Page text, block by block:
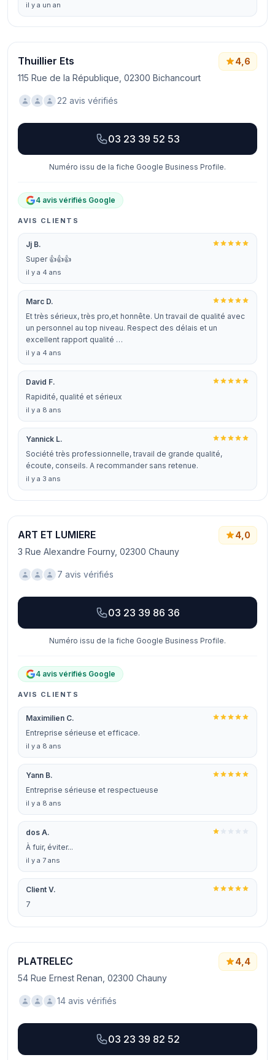
il y a un an
Thuillier Ets
115 Rue de la République, 02300 Bichancourt
4,6
22 avis vérifiés
03 23 39 52 53
Numéro issu de la fiche Google Business Profile.
4 avis vérifiés Google
AVIS CLIENTS
Jj B.
Super 👍👍👍
il y a 4 ans
Marc D.
Et très sérieux, très pro,et honnête. Un travail de qualité avec
un personnel au top niveau. Respect des délais et un
excellent rapport qualité …
il y a 4 ans
David F.
Rapidité, qualité et sérieux
il y a 8 ans
Yannick L.
Société très professionnelle, travail de grande qualité,
écoute, conseils. A recommander sans retenue.
il y a 3 ans
ART ET LUMIERE
3 Rue Alexandre Fourny, 02300 Chauny
4,0
7 avis vérifiés
03 23 39 86 36
Numéro issu de la fiche Google Business Profile.
4 avis vérifiés Google
AVIS CLIENTS
Maximilien C.
Entreprise sérieuse et efficace.
il y a 8 ans
Yann B.
Entreprise sérieuse et respectueuse
il y a 8 ans
dos A.
À fuir, éviter...
il y a 7 ans
Client V.
7
PLATRELEC
54 Rue Ernest Renan, 02300 Chauny
4,4
14 avis vérifiés
03 23 39 82 52